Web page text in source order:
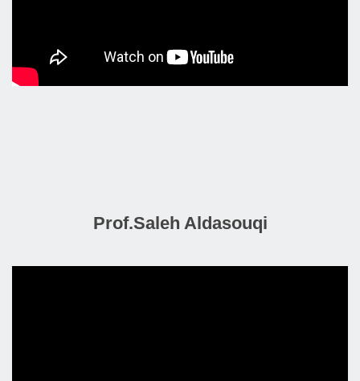
Prof.Saleh Aldasouqi